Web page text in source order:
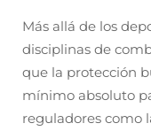
Más allá de los
disciplinas de
que la protección
mínimo absoluto
reguladores como